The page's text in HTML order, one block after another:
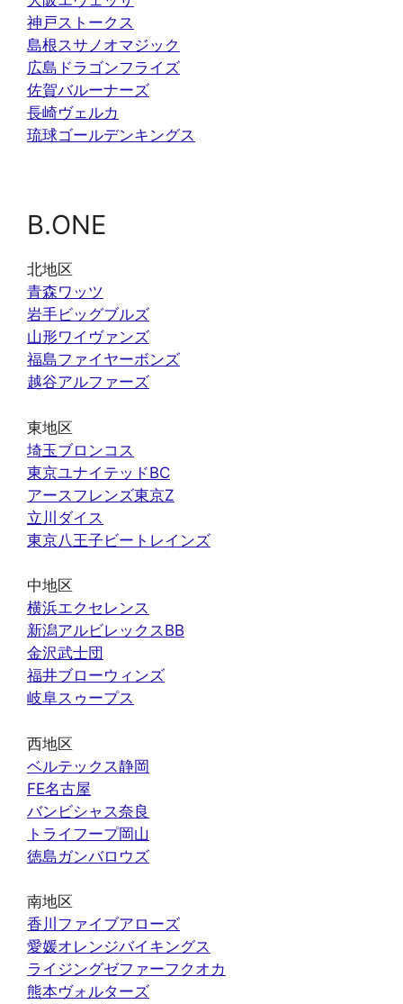
神戸ストークス
島根スサノオマジック
広島ドラゴンフライズ
佐賀バルーナーズ
長崎ヴェルカ
琉球ゴールデンキングス
B.ONE
北地区
青森ワッツ
岩手ビッグブルズ
山形ワイヴァンズ
福島ファイヤーボンズ
越谷アルファーズ
東地区
埼玉ブロンコス
東京ユナイテッドBC
アースフレンズ東京Z
立川ダイス
東京八王子ビートレインズ
中地区
横浜エクセレンス
新潟アルビレックスBB
金沢武士団
福井ブローウィンズ
岐阜スゥープス
西地区
ベルテックス静岡
FE名古屋
バンビシャス奈良
トライフープ岡山
徳島ガンバロウズ
南地区
香川ファイブアローズ
愛媛オレンジバイキングス
ライジングゼファーフクオカ
熊本ヴォルターズ